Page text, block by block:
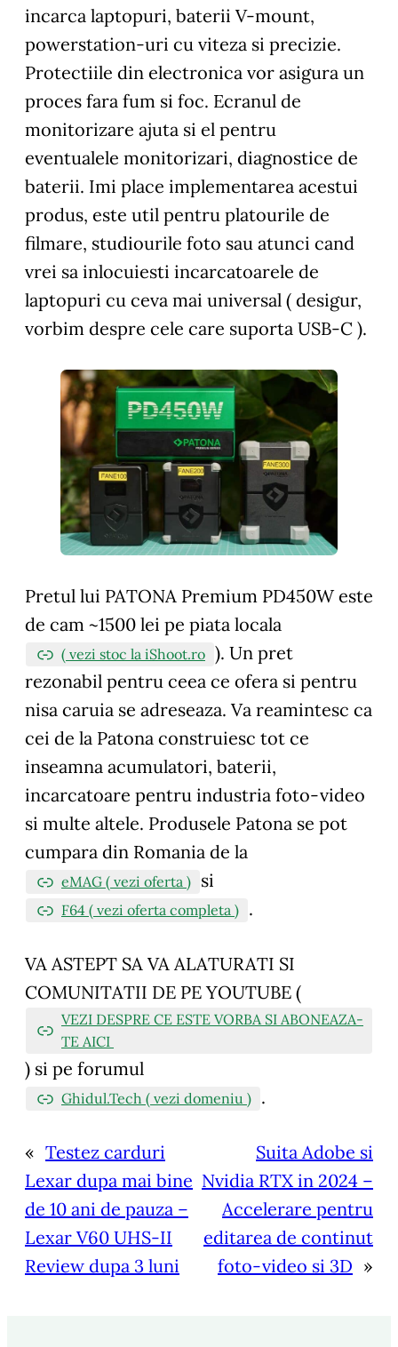
incarca laptopuri, baterii V-mount,
powerstation-uri cu viteza si precizie.
Protectiile din electronica vor asigura un
proces fara fum si foc. Ecranul de
monitorizare ajuta si el pentru
eventualele monitorizari, diagnostice de
baterii. Imi place implementarea acestui
produs, este util pentru platourile de
filmare, studiourile foto sau atunci cand
vrei sa inlocuiesti incarcatoarele de
laptopuri cu ceva mai universal ( desigur,
vorbim despre cele care suporta USB-C ).
Pretul lui PATONA Premium PD450W este
de cam ~1500 lei pe piata locala
( vezi stoc la iShoot.ro ). Un pret
rezonabil pentru ceea ce ofera si pentru
nisa caruia se adreseaza. Va reamintesc ca
cei de la Patona construiesc tot ce
inseamna acumulatori, baterii,
incarcatoare pentru industria foto-video
si multe altele. Produsele Patona se pot
cumpara din Romania de la
eMAG ( vezi oferta ) si
F64 ( vezi oferta completa ) .
VA ASTEPT SA VA ALATURATI SI
COMUNITATII DE PE YOUTUBE (
VEZI DESPRE CE ESTE VORBA SI ABONEAZA-
TE AICI
) si pe forumul
Ghidul.Tech ( vezi domeniu ) .
« Testez carduri
Lexar dupa mai bine
de 10 ani de pauza –
Lexar V60 UHS-II
Review dupa 3 luni
Suita Adobe si
Nvidia RTX in 2024 –
Accelerare pentru
editarea de continut
foto-video si 3D »